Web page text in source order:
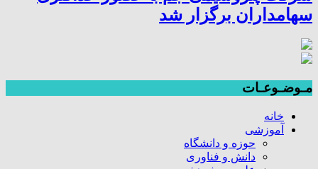
سهامداران برگزار شد
مـوضـوعـات
خانه
آموزشی
حوزه و دانشگاه
دانش و فناوری